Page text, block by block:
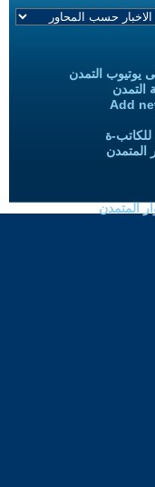
يوتيوب التمدن
التمدن
Add
ة
المتمدن
المتمدن